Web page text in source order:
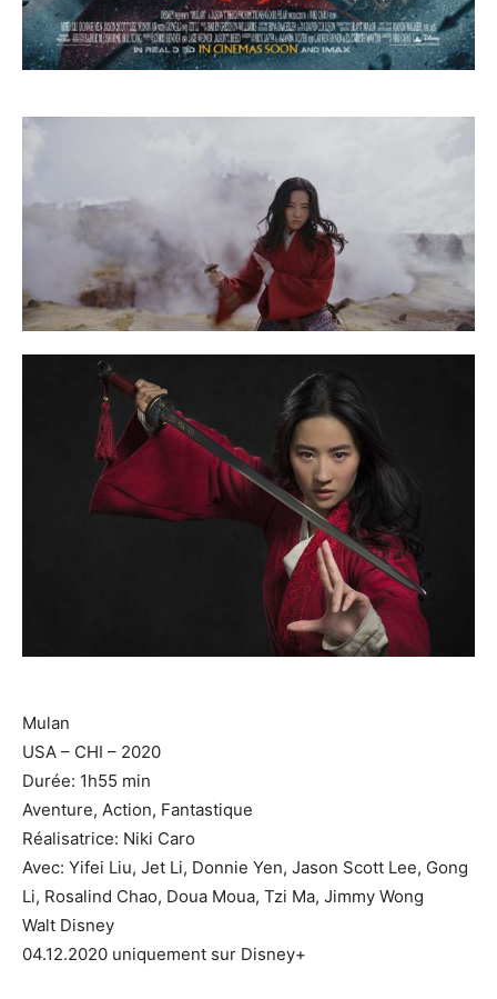
Mulan
USA – CHI – 2020
Durée: 1h55 min
Aventure, Action, Fantastique
Réalisatrice: Niki Caro
Avec: Yifei Liu, Jet Li, Donnie Yen, Jason Scott Lee, Gong
Li, Rosalind Chao, Doua Moua, Tzi Ma, Jimmy Wong
Walt Disney
04.12.2020 uniquement sur Disney+